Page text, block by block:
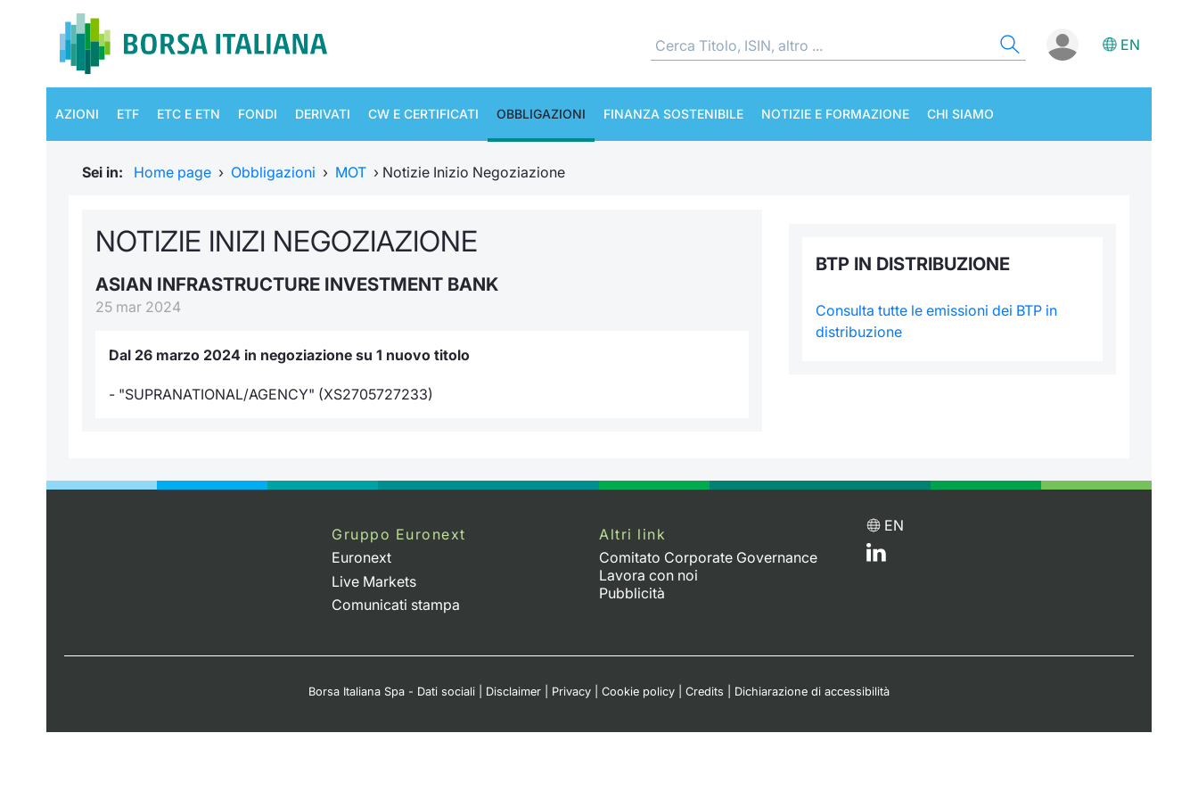
EN
AZIONI ETF ETC E ETN FONDI DERIVATI CW E CERTIFICATI OBBLIGAZIONI FINANZA SOSTENIBILE NOTIZIE E FORMAZIONE CHI SIAMO
Sei in: Home page › Obbligazioni › MOT › Notizie Inizio Negoziazione
NOTIZIE INIZI NEGOZIAZIONE
ASIAN INFRASTRUCTURE INVESTMENT BANK
25 mar 2024
Dal 26 marzo 2024 in negoziazione su 1 nuovo titolo
- "SUPRANATIONAL/AGENCY" (XS2705727233)
BTP IN DISTRIBUZIONE
Consulta tutte le emissioni dei BTP in
distribuzione
Gruppo Euronext
Euronext
Live Markets
Comunicati stampa
Altri link
Comitato Corporate Governance
Lavora con noi
Pubblicità
EN
Borsa Italiana Spa - Dati sociali Disclaimer Privacy Cookie policy Credits Dichiarazione di accessibilità